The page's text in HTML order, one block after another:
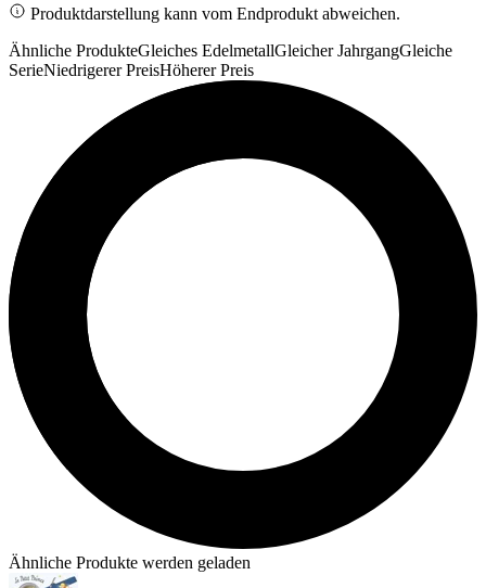
Produktdarstellung kann vom Endprodukt abweichen.
Ähnliche ProdukteGleiches EdelmetallGleicher JahrgangGleiche
SerieNiedrigerer PreisHöherer Preis
Ähnliche Produkte werden geladen